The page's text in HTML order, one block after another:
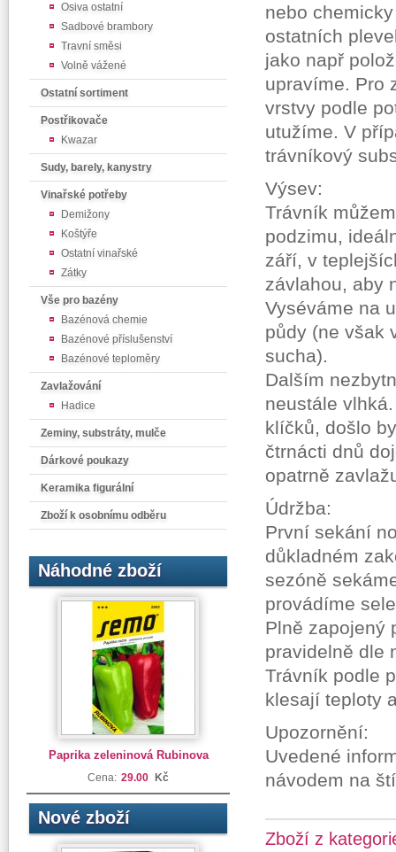
Osiva ostatní
Sadbové brambory
Travní směsi
Volně vážené
Ostatní sortiment
Postřikovače
Kwazar
Sudy, barely, kanystry
Vinařské potřeby
Demižony
Koštýře
Ostatní vinařské
Zátky
Vše pro bazény
Bazénová chemie
Bazénové příslušenství
Bazénové teploměry
Zavlažování
Hadice
Zeminy, substráty, mulče
Dárkové poukazy
Keramika figurální
Zboží k osobnímu odběru
Náhodné zboží
Paprika zeleninová Rubinova
Cena: 29.00 Kč
Nové zboží
nebo
ostatních
jako např
upravíme. Pro
vrstvy podle
utužíme. V
trávníkový
Výsev:
Trávník
podzimu,
září, v
závlahou, aby
Vyséváme na
půdy (ne však
sucha).
Dalším
neustále
klíčků, došlo
čtrnácti dnů
opatrně
Údržba:
První sekání
důkladném
sezóně
provádíme
Plně zapojený
pravidelně dle
Trávník podle
klesají teploty
Upozornění:
Uvedené
návodem na
Zboží z